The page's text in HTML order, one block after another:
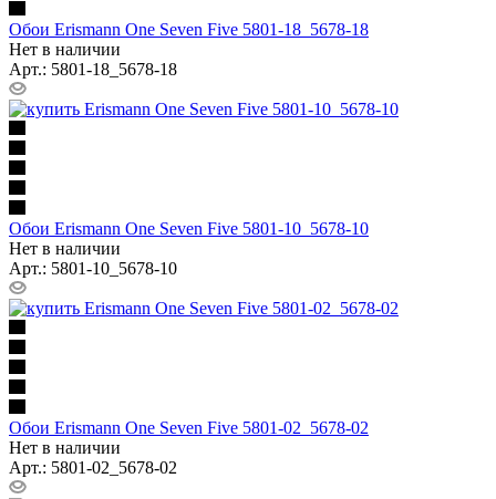
Обои Erismann One Seven Five 5801-18_5678-18
Нет в наличии
Арт.: 5801-18_5678-18
Обои Erismann One Seven Five 5801-10_5678-10
Нет в наличии
Арт.: 5801-10_5678-10
Обои Erismann One Seven Five 5801-02_5678-02
Нет в наличии
Арт.: 5801-02_5678-02